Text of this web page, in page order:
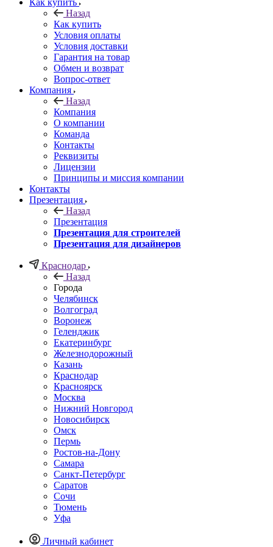
Как купить
Назад
Как купить
Условия оплаты
Условия доставки
Гарантия на товар
Обмен и возврат
Вопрос-ответ
Компания
Назад
Компания
О компании
Команда
Контакты
Реквизиты
Лицензии
Принципы и миссия компании
Контакты
Презентация
Назад
Презентация
Презентация для строителей
Презентация для дизайнеров
Краснодар
Назад
Города
Челябинск
Волгоград
Воронеж
Геленджик
Екатеринбург
Железнодорожный
Казань
Краснодар
Красноярск
Москва
Нижний Новгород
Новосибирск
Омск
Пермь
Ростов-на-Дону
Самара
Санкт-Петербург
Саратов
Сочи
Тюмень
Уфа
Личный кабинет